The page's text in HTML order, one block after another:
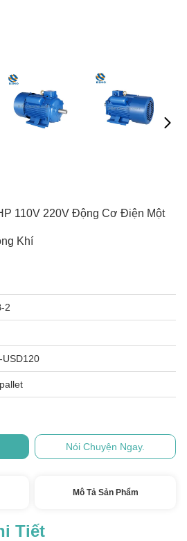
110V 220V Động Cơ Điện Một
Khí
2
USD120
Nói Chuyện Ngay.
Mô Tả Sản Phẩm
Tiết